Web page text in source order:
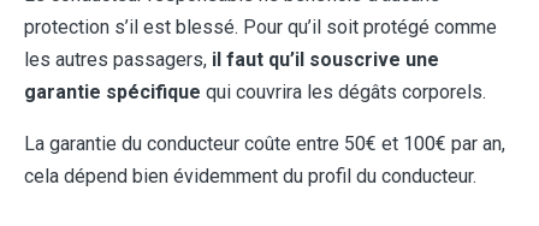
protection s’il est blessé. Pour qu’il soit protégé comme
les autres passagers, il faut qu’il souscrive une
garantie spécifique qui couvrira les dégâts corporels.
La garantie du conducteur coûte entre 50€ et 100€ par an,
cela dépend bien évidemment du profil du conducteur.